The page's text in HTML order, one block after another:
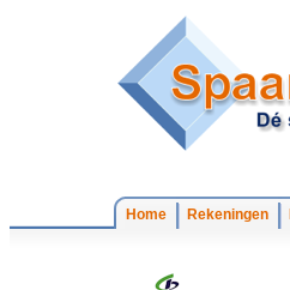
Home Rekeningen